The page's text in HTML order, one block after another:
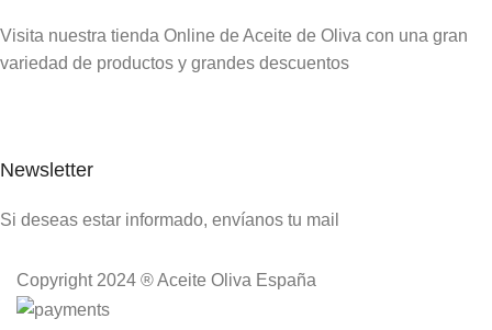
Visita nuestra tienda Online de Aceite de Oliva con una gran
variedad de productos y grandes descuentos
Newsletter
Si deseas estar informado, envíanos tu mail
Copyright 2024 ® Aceite Oliva España